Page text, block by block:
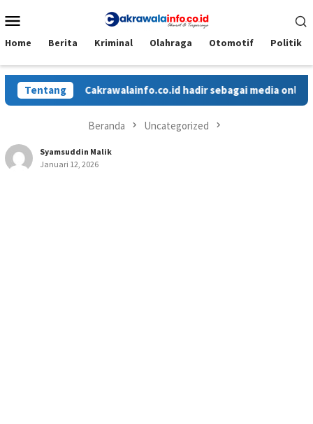
ke
Mobile
Home Berita Kriminal Olahraga Otomotif Politik
Tentang Cakrawalainfo.co.id hadir sebagai media online
Beranda Uncategorized
Syamsuddin Malik
Januari 12, 2026